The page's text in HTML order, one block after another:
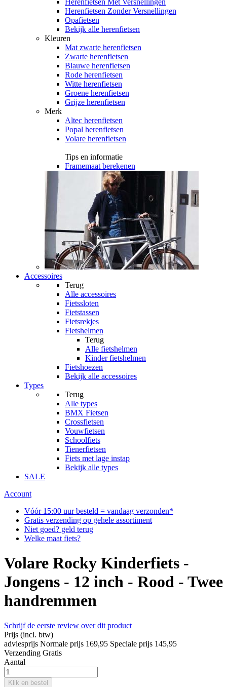
Herenfietsen Met Versnellingen
Herenfietsen Zonder Versnellingen
Opafietsen
Bekijk alle herenfietsen
Kleuren
Mat zwarte herenfietsen
Zwarte herenfietsen
Blauwe herenfietsen
Rode herenfietsen
Witte herenfietsen
Groene herenfietsen
Grijze herenfietsen
Merk
Altec herenfietsen
Popal herenfietsen
Volare herenfietsen
Tips en informatie
Framemaat berekenen
Accessoires
Terug
Alle accessoires
Fietssloten
Fietstassen
Fietsrekjes
Fietshelmen
Terug
Alle fietshelmen
Kinder fietshelmen
Fietshoezen
Bekijk alle accessoires
Types
Terug
Alle types
BMX Fietsen
Crossfietsen
Vouwfietsen
Schoolfiets
Tienerfietsen
Fiets met lage instap
Bekijk alle types
SALE
Account
Vóór 15:00 uur besteld = vandaag verzonden*
Gratis verzending op gehele assortiment
Niet goed? geld terug
Welke maat fiets?
Volare Rocky Kinderfiets -
Jongens - 12 inch - Rood - Twee
handremmen
Schrijf de eerste review over dit product
Prijs (incl. btw)
adviesprijs Normale prijs 169,95 Speciale prijs 145,95
Verzending Gratis
Aantal
Klik en bestel